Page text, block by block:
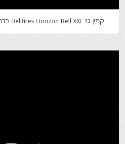
‪Bellfires Horizon Bell XXL קמין גז‬‏ ברנר קרמי כפול